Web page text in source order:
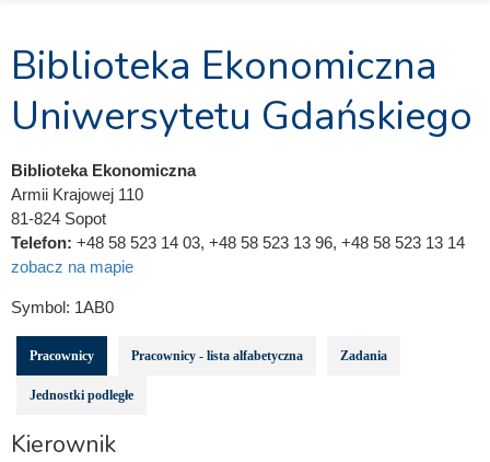
Biblioteka Ekonomiczna
Uniwersytetu Gdańskiego
Biblioteka Ekonomiczna
Armii Krajowej 110
81-824 Sopot
Telefon: +48 58 523 14 03, +48 58 523 13 96, +48 58 523 13 14
zobacz na mapie
Symbol: 1AB0
Pracownicy Pracownicy - lista alfabetyczna Zadania
Jednostki podległe
Kierownik